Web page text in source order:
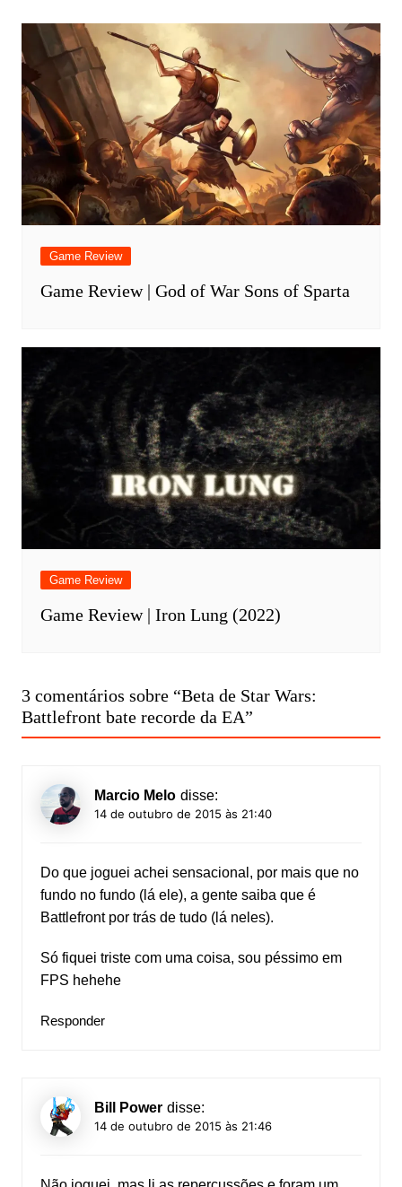
Game Review
Game Review | God of War Sons of Sparta
Game Review
Game Review | Iron Lung (2022)
3 comentários sobre “Beta de Star Wars:
Battlefront bate recorde da EA”
Marcio Melo disse:
14 de outubro de 2015 às 21:40
Do que joguei achei sensacional, por mais que no
fundo no fundo (lá ele), a gente saiba que é
Battlefront por trás de tudo (lá neles).
Só fiquei triste com uma coisa, sou péssimo em
FPS hehehe
Responder
Bill Power disse:
14 de outubro de 2015 às 21:46